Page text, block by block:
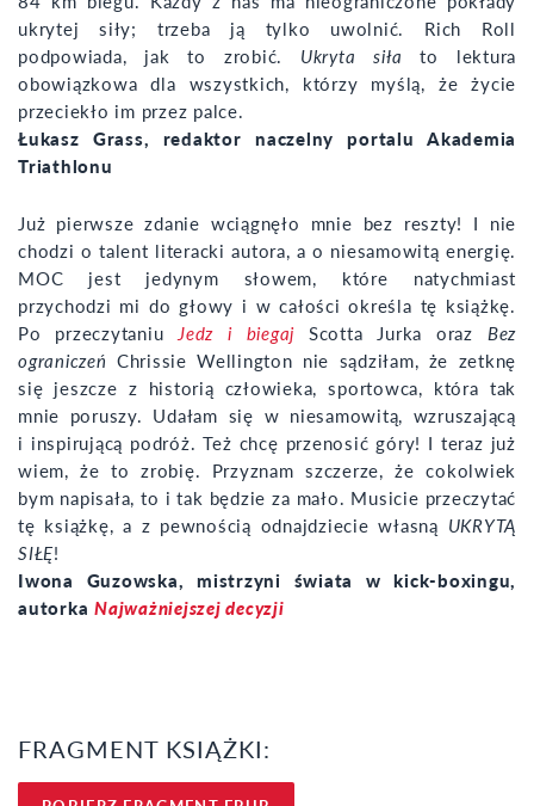
ukrytej siły; trzeba ją tylko uwolnić. Rich Roll
podpowiada, jak to zrobić. Ukryta siła to lektura
obowiązkowa dla wszystkich, którzy myślą, że życie
przeciekło im przez palce.
Łukasz Grass, redaktor naczelny portalu Akademia
Triathlonu
Już pierwsze zdanie wciągnęło mnie bez reszty! I nie
chodzi o talent literacki autora, a o niesamowitą energię.
MOC jest jedynym słowem, które natychmiast
przychodzi mi do głowy i w całości określa tę książkę.
Po przeczytaniu Jedz i biegaj Scotta Jurka oraz Bez
ograniczeń Chrissie Wellington nie sądziłam, że zetknę
się jeszcze z historią człowieka, sportowca, która tak
mnie poruszy. Udałam się w niesamowitą, wzruszającą
i inspirującą podróż. Też chcę przenosić góry! I teraz już
wiem, że to zrobię. Przyznam szczerze, że cokolwiek
bym napisała, to i tak będzie za mało. Musicie przeczytać
tę książkę, a z pewnością odnajdziecie własną UKRYTĄ
SIŁĘ!
Iwona Guzowska, mistrzyni świata w kick-boxingu,
autorka Najważniejszej decyzji
FRAGMENT KSIĄŻKI: